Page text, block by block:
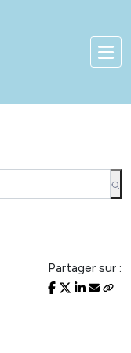
Partager sur :